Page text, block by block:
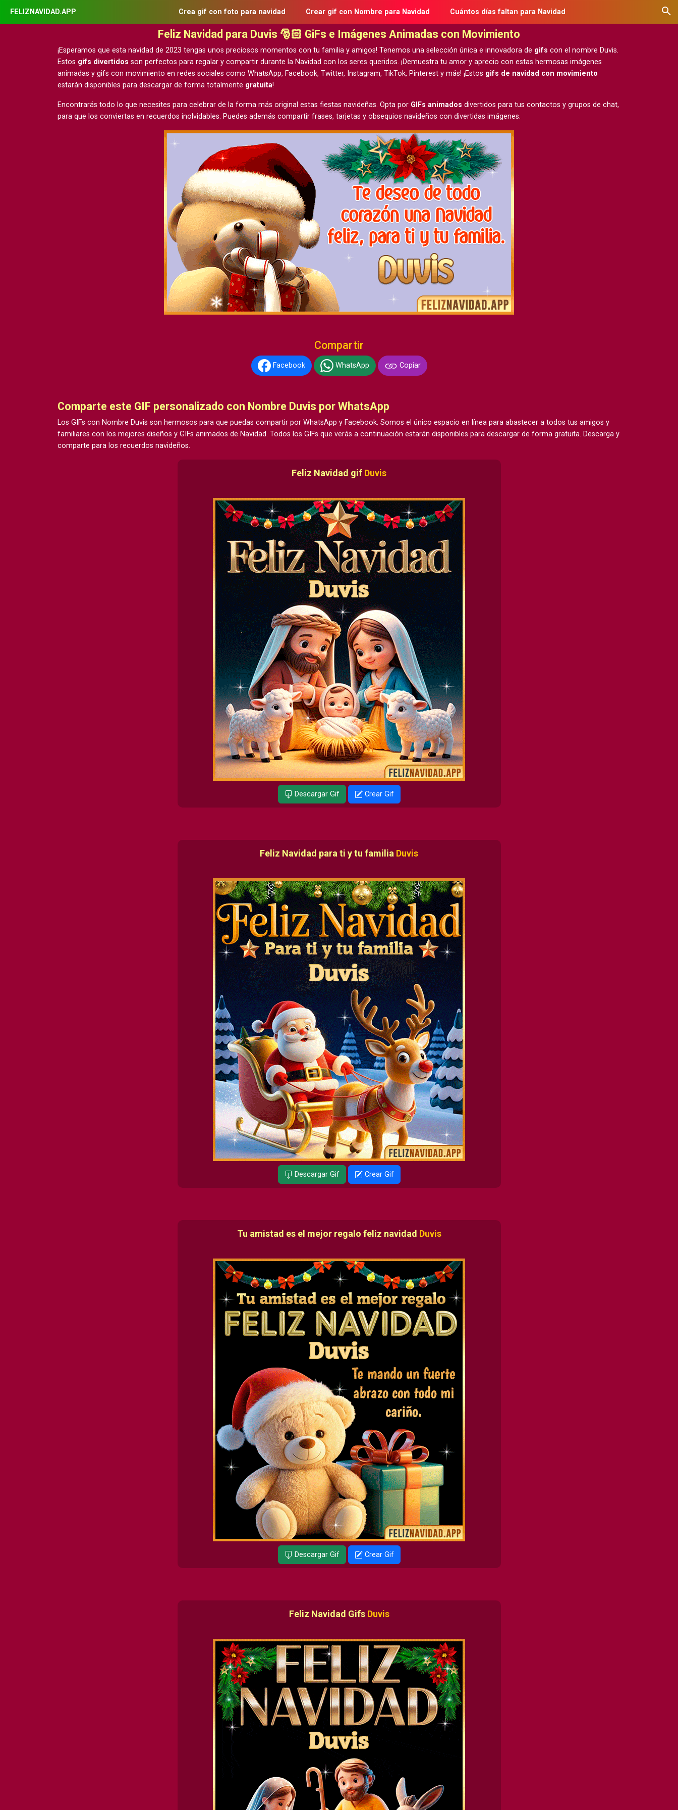
FELIZNAVIDAD.APP Crea gif con foto para navidad Crear gif con Nombre para Navidad Cuántos días faltan para Navidad
Feliz Navidad para Duvis 🎅🏻 GiFs e Imágenes Animadas con Movimiento
¡Esperamos que esta navidad de 2023 tengas unos preciosos momentos con tu familia y amigos! Tenemos una selección única e innovadora de gifs con el nombre Duvis.
Estos gifs divertidos son perfectos para regalar y compartir durante la Navidad con los seres queridos. ¡Demuestra tu amor y aprecio con estas hermosas imágenes
animadas y gifs con movimiento en redes sociales como WhatsApp, Facebook, Twitter, Instagram, TikTok, Pinterest y más! ¡Estos gifs de navidad con movimiento
estarán disponibles para descargar de forma totalmente gratuita!
Encontrarás todo lo que necesites para celebrar de la forma más original estas fiestas navideñas. Opta por GIFs animados divertidos para tus contactos y grupos de chat,
para que los conviertas en recuerdos inolvidables. Puedes además compartir frases, tarjetas y obsequios navideños con divertidas imágenes.
Compartir
Facebook WhatsApp Copiar
Comparte este GIF personalizado con Nombre Duvis por WhatsApp
Los GIFs con Nombre Duvis son hermosos para que puedas compartir por WhatsApp y Facebook. Somos el único espacio en línea para abastecer a todos tus amigos y
familiares con los mejores diseños y GIFs animados de Navidad. Todos los GIFs que verás a continuación estarán disponibles para descargar de forma gratuita. Descarga y
comparte para los recuerdos navideños.
Feliz Navidad gif Duvis
Descargar Gif Crear Gif
Feliz Navidad para ti y tu familia Duvis
Descargar Gif Crear Gif
Tu amistad es el mejor regalo feliz navidad Duvis
Descargar Gif Crear Gif
Feliz Navidad Gifs Duvis